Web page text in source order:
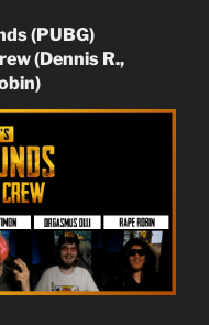
(PUBG)
(Dennis R.,